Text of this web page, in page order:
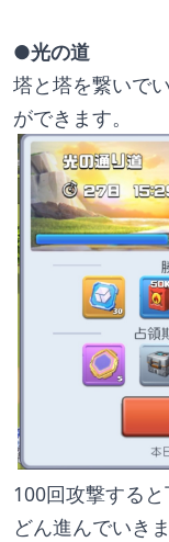
●光の道
塔と塔を繋いで
ができます。
100回攻撃する
どん進んでいき